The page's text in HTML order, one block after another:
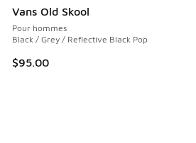
Vans Old Skool
Pour hommes
Black / Grey / Reflective Black Pop
$95.00